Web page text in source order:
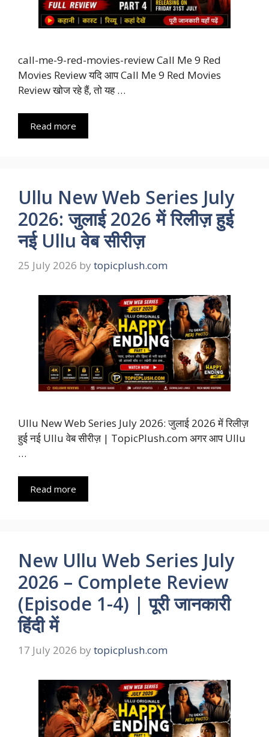
call-me-9-red-movies-review Call Me 9 Red
Movies Review यदि आप Call Me 9 Red Movies
Review खोज रहे हैं, तो यह …
Read more
Ullu New Web Series July
2026: जुलाई 2026 में रिलीज़ हुई
नई Ullu वेब सीरीज़
25 July 2026 by topicplush.com
Ullu New Web Series July 2026: जुलाई 2026 में रिलीज़
हुई नई Ullu वेब सीरीज़ | TopicPlush.com अगर आप Ullu
…
Read more
New Ullu Web Series July
2026 – Complete Review
(Episode 1-4) | पूरी जानकारी
हिंदी में
17 July 2026 by topicplush.com